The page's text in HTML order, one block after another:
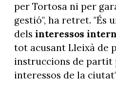
per Tortosa ni per
gestió", ha retret. "És
dels interessos
tot acusant Lleixà de
instruccions de partit
interessos de la